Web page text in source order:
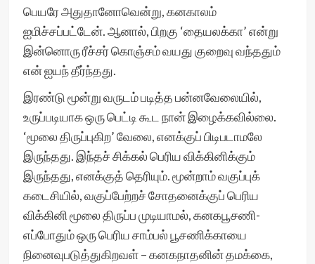
பெயரே அதுதானோவென்று, கனகாலம்
ஐமிச்சப்பட்டேன். ஆனால், பிறகு ‘தையலக்கா’ என்று
இன்னொரு ரீச்சர் கொஞ்சம் வயது குறைவு வந்ததும்
என் ஐயந் தீர்ந்தது.
இரண்டு மூன்று வருடம் படித்த பன்னவேலையில்,
உருப்படியாக ஒரு பெட்டி கூட நான் இழைக்கவில்லை.
‘மூலை திருப்புகிற’ வேலை, எனக்குப் பிடிபடாமலே
இருந்தது. இந்தச் சிக்கல் பெரிய விக்கினிக்கும்
இருந்தது, எனக்குத் தெரியும். மூன்றாம் வகுப்புக்
கடைசியில், வகுப்பேற்றச் சோதனைக்குப் பெரிய
விக்கினி மூலை திருப்ப முடியாமல், கனகபூசணி-
எப்போதும் ஒரு பெரிய சாம்பல் பூசணிக்காயை
நினைவுபடுத்துகிறவள் – கனகநாதனின் தமக்கை,